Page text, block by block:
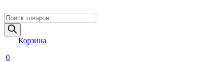
Поиск
товаров
Корзина
0